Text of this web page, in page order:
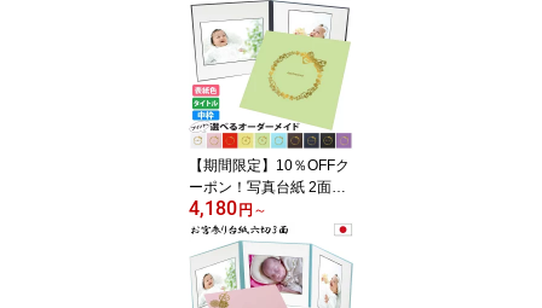
選べる 結婚式 七五三 お
宮参り 成人式 ベビー 写
真アルバム ギフト【まり
中枠白色】
【期間限定】10％OFFク
ーポン！写真台紙 2面6
切 a4 対応【リボン 中枠
白色】日本製 送料無料｜
楽天ランキング上位入賞!
2面六切 A4 六つ切り 結
婚式 七五三 ベビー 赤ち
4,180 円 ～